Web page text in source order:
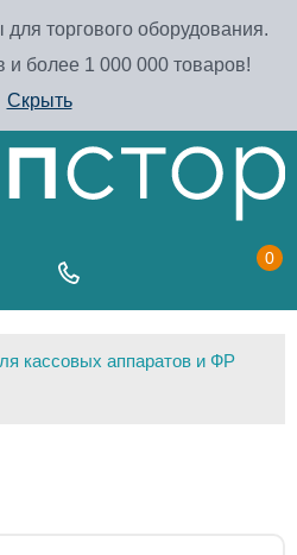
торгового оборудования.
и более 1 000 000 товаров!
Скрыть
0
кассовых аппаратов и ФР